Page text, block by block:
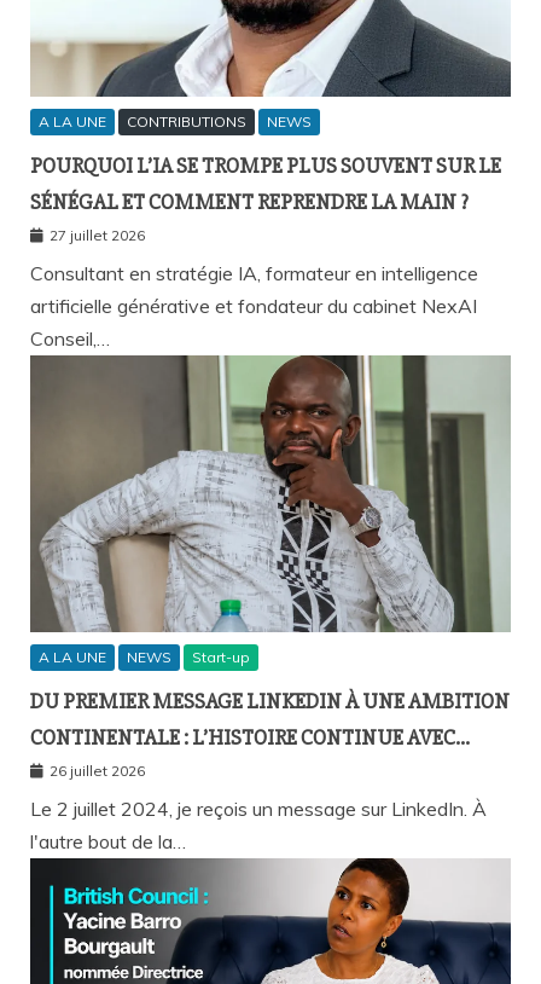
A LA UNE CONTRIBUTIONS NEWS
POURQUOI L’IA SE TROMPE PLUS SOUVENT SUR LE
SÉNÉGAL ET COMMENT REPRENDRE LA MAIN ?
27 juillet 2026
Consultant en stratégie IA, formateur en intelligence
artificielle générative et fondateur du cabinet NexAI
Conseil,…
A LA UNE NEWS Start-up
DU PREMIER MESSAGE LINKEDIN À UNE AMBITION
CONTINENTALE : L’HISTOIRE CONTINUE AVEC
BIRAHIM FALL ET BICTORYS
26 juillet 2026
Le 2 juillet 2024, je reçois un message sur LinkedIn. À
l'autre bout de la…